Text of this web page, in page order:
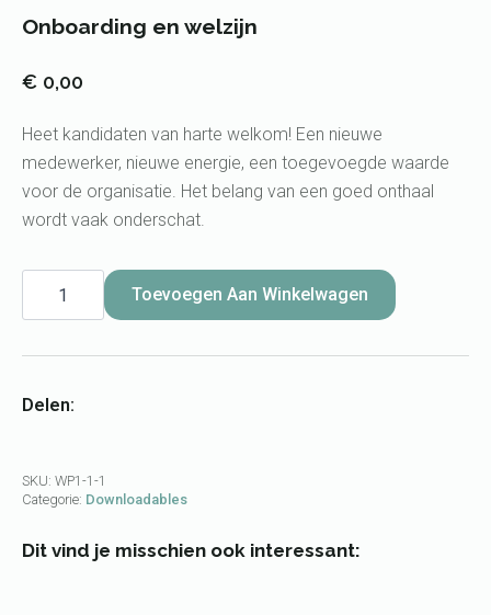
Onboarding en welzijn
€ 0,00
Heet kandidaten van harte welkom! Een nieuwe
medewerker, nieuwe energie, een toegevoegde waarde
voor de organisatie. Het belang van een goed onthaal
wordt vaak onderschat.
Onboarding
Toevoegen Aan Winkelwagen
Delen:
SKU: WP1-1-1
Categorie: Downloadables
Dit vind je misschien ook interessant: